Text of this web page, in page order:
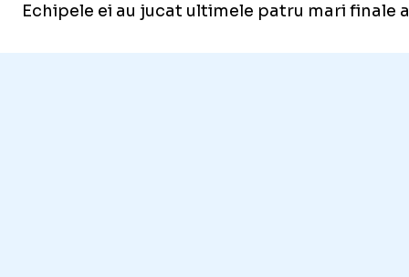
Echipele ei au jucat ultimele patru mari finale